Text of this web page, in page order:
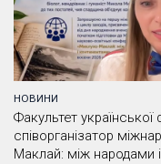
НОВИНИ
Факультет української
співорганізатор
Маклай: між народами